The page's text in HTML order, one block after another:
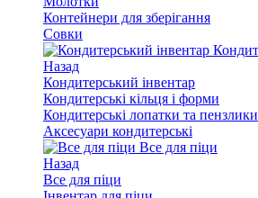
Контейнери для зберігання
Совки
Назад
Кондитерський інвентар
Кондитерські кільця і форми
Кондитерські лопатки та пензлики
Аксесуари кондитерські
Все для піци
Назад
Все для піци